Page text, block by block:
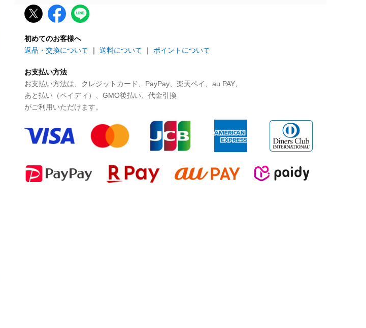
初めてのお客様へ
返品・交換について ｜ 送料について ｜ ポイントについて
お支払い方法
お支払い方法は、クレジットカード、PayPay、楽天ペイ、au PAY、
あと払い（ペイディ）、GMO後払い、代金引換
がご利用いただけます。